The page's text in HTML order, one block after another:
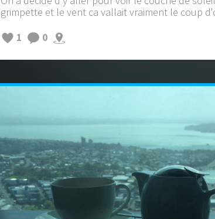
grimpette et le vent ca vallait vraiment le coup
1
0